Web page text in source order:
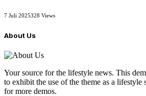
7 Juli 2025328 Views
About Us
Your source for the lifestyle news. This
to exhibit the use of the theme as a lifestyle
for more demos.